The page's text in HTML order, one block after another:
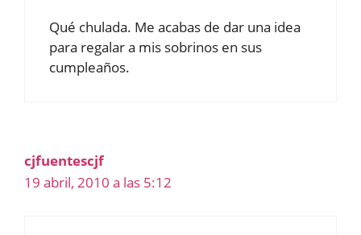
Qué chulada. Me acabas de dar una idea
para regalar a mis sobrinos en sus
cumpleaños.
cjfuentescjf
19 abril, 2010 a las 5:12